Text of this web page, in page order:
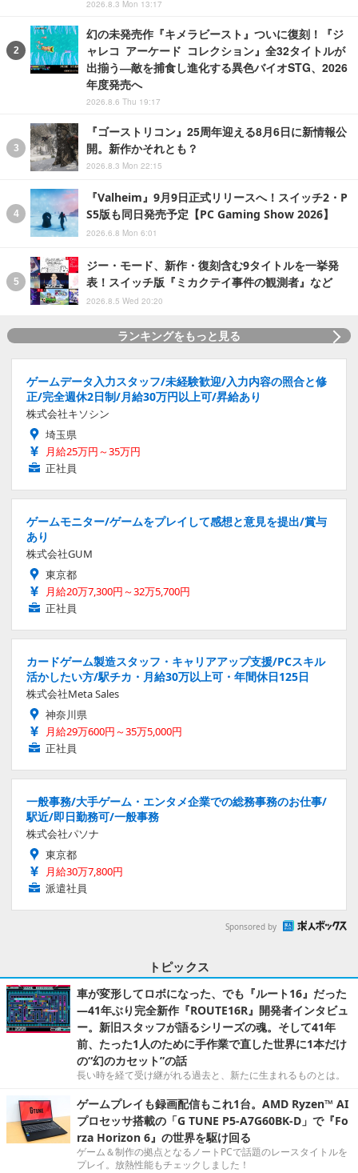
2026.8.3 Mon 13:17
幻の未発売作『キメラビースト』ついに復刻！『ジ
ャレコ アーケード コレクション』全32タイトルが
出揃う―敵を捕食し進化する異色バイオSTG、2026
年度発売へ
2026.8.6 Thu 19:17
『ゴーストリコン』25周年迎える8月6日に新情報公
開。新作かそれとも？
2026.8.3 Mon 22:15
『Valheim』9月9日正式リリースへ！スイッチ2・P
S5版も同日発売予定【PC Gaming Show 2026】
2026.6.8 Mon 6:01
ジー・モード、新作・復刻含む9タイトルを一挙発
表！スイッチ版『ミカクテイ事件の観測者』など
2026.8.5 Wed 20:20
ランキングをもっと見る
ゲームデータ入力スタッフ/未経験歓迎/入力内容の照合と修
正/完全週休2日制/月給30万円以上可/昇給あり
株式会社キソシン
埼玉県
月給25万円～35万円
正社員
ゲームモニター/ゲームをプレイして感想と意見を提出/賞与
あり
株式会社GUM
東京都
月給20万7,300円～32万5,700円
正社員
カードゲーム製造スタッフ・キャリアアップ支援/PCスキル
活かしたい方/駅チカ・月給30万以上可・年間休日125日
株式会社Meta Sales
神奈川県
月給29万600円～35万5,000円
正社員
一般事務/大手ゲーム・エンタメ企業での総務事務のお仕事/
駅近/即日勤務可/一般事務
株式会社パソナ
東京都
月給30万7,800円
派遣社員
Sponsored by
トピックス
車が変形してロボになった、でも『ルート16』だった
―41年ぶり完全新作『ROUTE16R』開発者インタビュ
ー。新旧スタッフが語るシリーズの魂。そして41年
前、たった1人のために手作業で直した世界に1本だけ
の“幻のカセット”の話
長い時を経て受け継がれる過去と、新たに生まれるものとは。
ゲームプレイも録画配信もこれ1台。AMD Ryzen™ AI
プロセッサ搭載の「G TUNE P5-A7G60BK-D」で『Fo
rza Horizon 6』の世界を駆け回る
ゲーム＆制作の拠点となるノートPCで話題のレースタイトルを
プレイ。放熱性能もチェックしました！